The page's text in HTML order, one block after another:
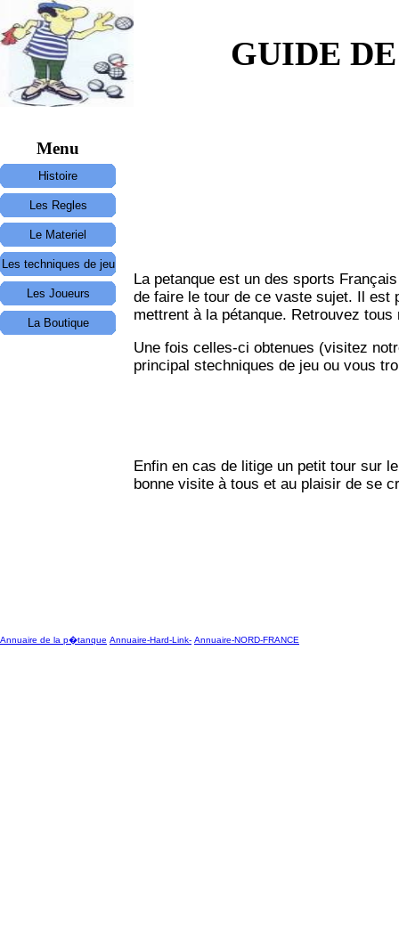
GUIDE
Menu
Histoire
Les Regles
Le Materiel
Les techniques de jeu
Les Joueurs
La Boutique
La petanque est un des sports
de faire le tour de ce vaste sujet. Il est
mettrent à la pétanque. Retrouvez
Une fois celles-ci obtenues (visitez
principal stechniques de jeu ou vous
Enfin en cas de litige un petit tour sur
bonne visite à tous et au plaisir de se
Annuaire de la p�tanque Annuaire-Hard-Link- Annuaire-NORD-FRANCE